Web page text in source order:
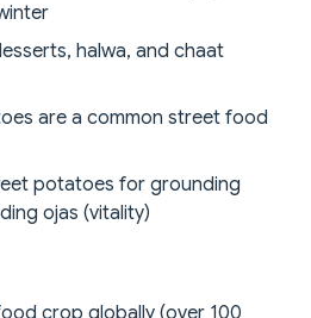
halwa, and chaat
are a common street food
potatoes for grounding
ojas (vitality)